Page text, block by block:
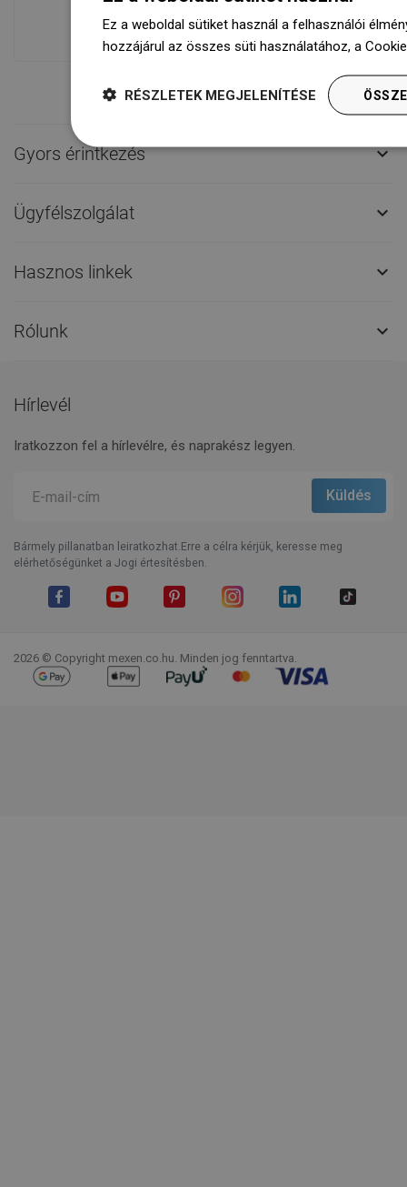
szállításra!
Gyors érintkezés 
Ügyfélszolgálat 
Hasznos linkek 
Rólunk 
Hírlevél
Iratkozzon fel a hírlevélre, és naprakész legyen.
Bármely pillanatban leiratkozhat.Erre a célra kérjük, keresse meg
elérhetőségünket a Jogi értesítésben.
2026 © Copyright mexen.co.hu. Minden jog fenntartva.
Ez a weboldal sütiket használ a felhasználói
hozzájárul az összes süti használatához, a
RÉSZLETEK MEGJELENÍTÉSE